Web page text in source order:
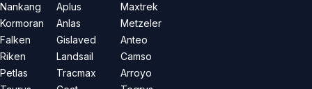
Nankang
Kormoran
Falken
Riken
Petlas
Aplus
Anlas
Gislaved
Landsail
Tracmax
Maxtrek
Metzeler
Anteo
Camso
Arroyo